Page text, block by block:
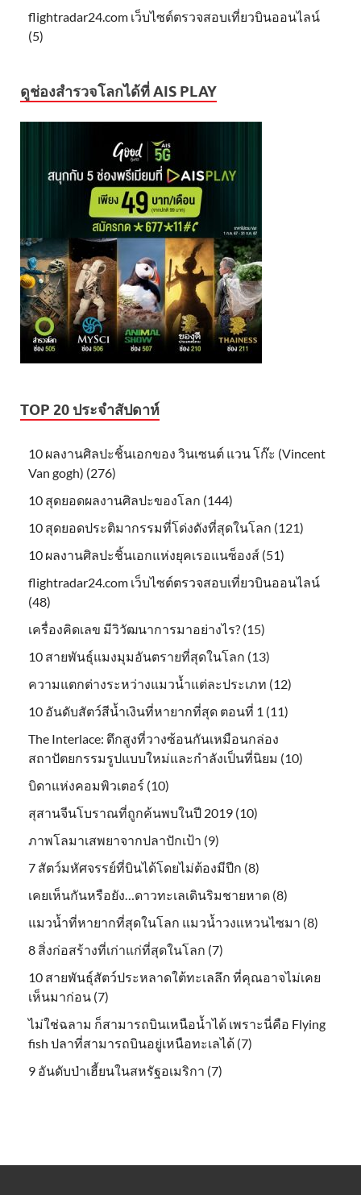
flightradar24.com เว็บไซต์ตรวจสอบเที่ยวบินออนไลน์
(5)
ดูช่องสำรวจโลกได้ที่ AIS PLAY
TOP 20 ประจำสัปดาห์
10 ผลงานศิลปะชิ้นเอกของ วินเซนต์ แวน โก๊ะ (Vincent
Van gogh) (276)
10 สุดยอดผลงานศิลปะของโลก (144)
10 สุดยอดประติมากรรมที่โด่งดังที่สุดในโลก (121)
10 ผลงานศิลปะชิ้นเอกแห่งยุคเรอแนซ็องส์ (51)
flightradar24.com เว็บไซต์ตรวจสอบเที่ยวบินออนไลน์
(48)
เครื่องคิดเลข มีวิวัฒนาการมาอย่างไร? (15)
10 สายพันธุ์แมงมุมอันตรายที่สุดในโลก (13)
ความแตกต่างระหว่างแมวน้ำแต่ละประเภท (12)
10 อันดับสัตว์สีน้ำเงินที่หายากที่สุด ตอนที่ 1 (11)
The Interlace: ตึกสูงที่วางซ้อนกันเหมือนกล่อง
สถาปัตยกรรมรูปแบบใหม่และกำลังเป็นที่นิยม (10)
บิดาแห่งคอมพิวเตอร์ (10)
สุสานจีนโบราณที่ถูกค้นพบในปี 2019 (10)
ภาพโลมาเสพยาจากปลาปักเป้า (9)
7 สัตว์มหัศจรรย์ที่บินได้โดยไม่ต้องมีปีก (8)
เคยเห็นกันหรือยัง…ดาวทะเลเดินริมชายหาด (8)
แมวน้ำที่หายากที่สุดในโลก แมวน้ำวงแหวนไซมา (8)
8 สิ่งก่อสร้างที่เก่าแก่ที่สุดในโลก (7)
10 สายพันธุ์สัตว์ประหลาดใต้ทะเลลึก ที่คุณอาจไม่เคย
เห็นมาก่อน (7)
ไม่ใช่ฉลาม ก็สามารถบินเหนือน้ำได้ เพราะนี่คือ Flying
fish ปลาที่สามารถบินอยู่เหนือทะเลได้ (7)
9 อันดับป่าเฮี้ยนในสหรัฐอเมริกา (7)